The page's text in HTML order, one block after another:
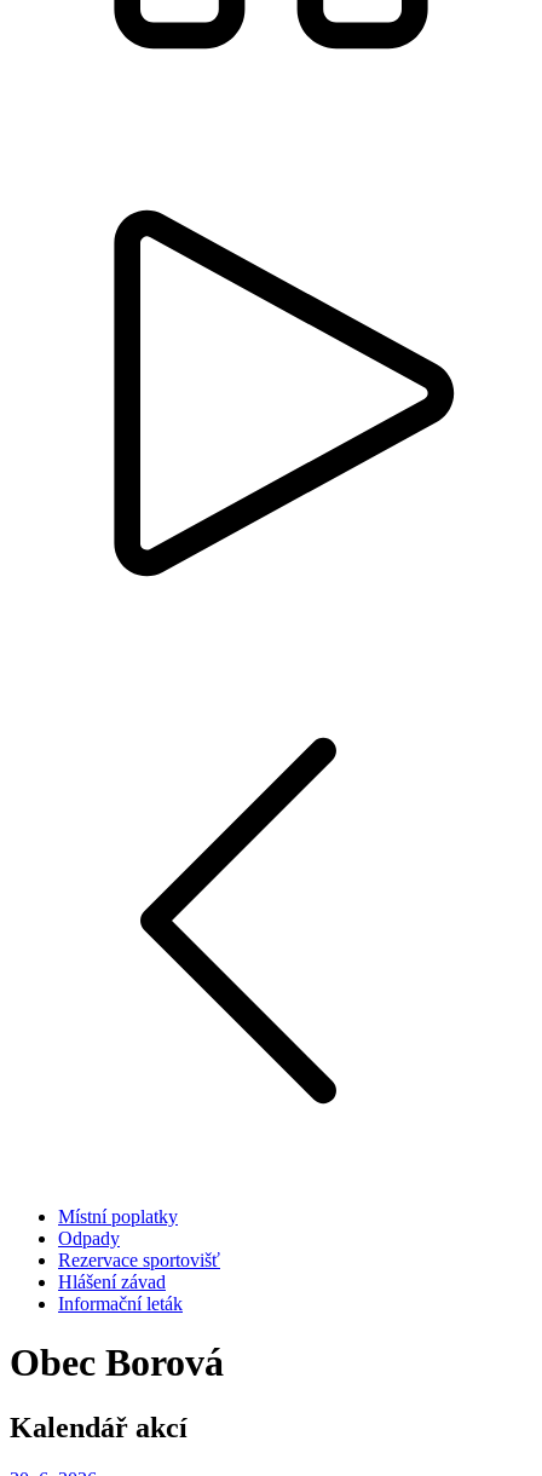
Místní poplatky
Odpady
Rezervace sportovišť
Hlášení závad
Informační leták
Obec Borová
Kalendář akcí